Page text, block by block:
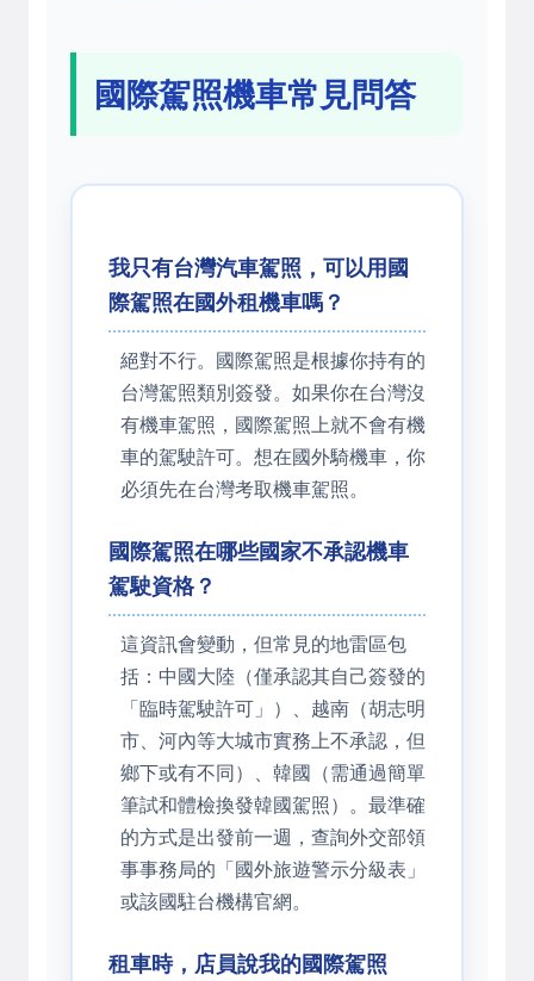
國際駕照機車常見問答
我只有台灣汽車駕照，可以用國
際駕照在國外租機車嗎？
絕對不行。國際駕照是根據你持有的
台灣駕照類別簽發。如果你在台灣沒
有機車駕照，國際駕照上就不會有機
車的駕駛許可。想在國外騎機車，你
必須先在台灣考取機車駕照。
國際駕照在哪些國家不承認機車
駕駛資格？
這資訊會變動，但常見的地雷區包
括：中國大陸（僅承認其自己簽發的
「臨時駕駛許可」）、越南（胡志明
市、河內等大城市實務上不承認，但
鄉下或有不同）、韓國（需通過簡單
筆試和體檢換發韓國駕照）。最準確
的方式是出發前一週，查詢外交部領
事事務局的「國外旅遊警示分級表」
或該國駐台機構官網。
租車時，店員說我的國際駕照